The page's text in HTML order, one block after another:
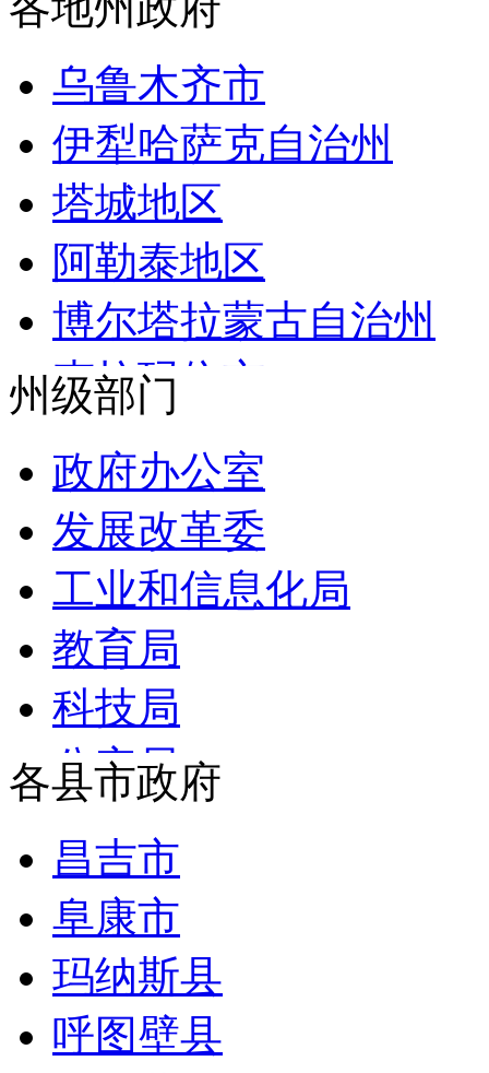
生态环境部
住房和城乡建设部
交通运输部
水利部
农业农村部
商务部
文化和旅游部
国家卫生健康委员会
退役军人事务部
应急管理部
人民银行
审计署
国家语言文字工作委员
国家民族事务委员会
国家航天局
国家原子能机构
国家核安全局
国务院国有资产监督
浙江
安徽
福建
江西
重庆
广西
湖北
湖南
河南
黑龙江
吉林
辽宁
内蒙古
河北
山西
四川
贵州
云南
乌鲁木齐市
伊犁哈萨克自治州
塔城地区
阿勒泰地区
博尔塔拉蒙古自治州
克拉玛依市
巴音郭楞蒙古自治州
阿克苏地区
克孜勒苏柯尔克孜自治
喀什地区
哈密市
和田地区
吐鲁番市
州级部门
政府办公室
发展改革委
工业和信息化局
教育局
科技局
公安局
民政局
财政局
司法局
人力资源和社会保障局
自然资源局
各县市政府
昌吉市
阜康市
玛纳斯县
呼图壁县